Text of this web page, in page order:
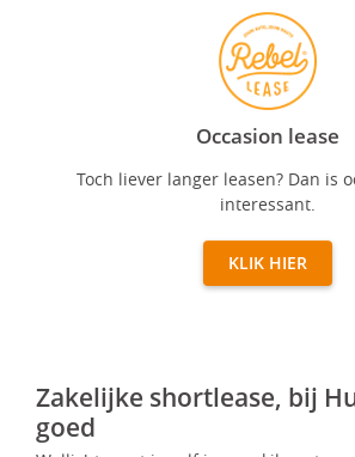
Occasion lease
Toch liever langer leasen? Dan is
interessant.
KLIK HIER
Zakelijke shortlease, bij
goed